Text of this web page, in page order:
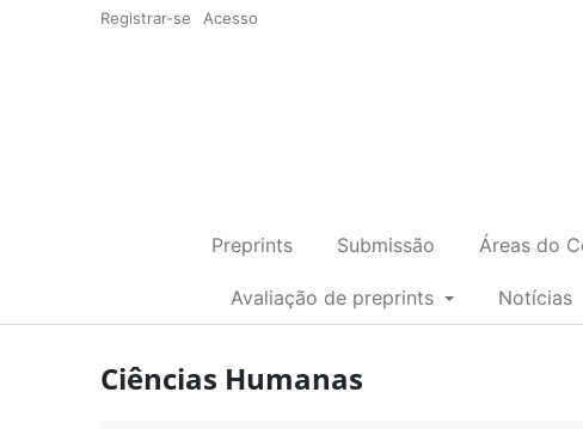
Registrar-se Acesso
Preprints Submissão Áreas do
Avaliação de preprints Notícias
Ciências Humanas